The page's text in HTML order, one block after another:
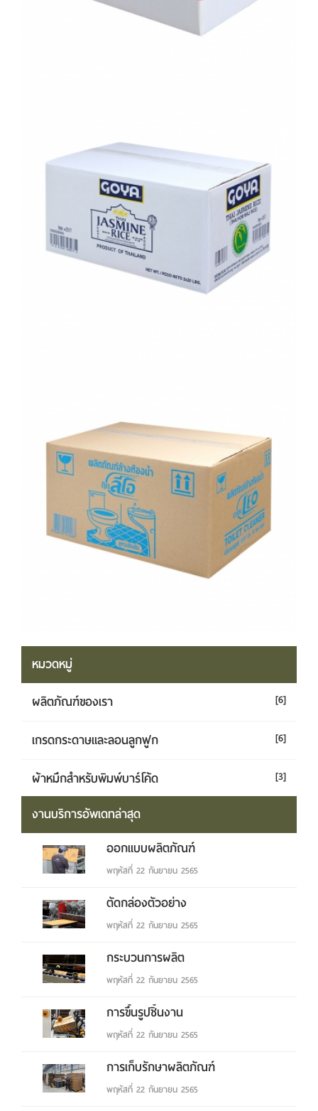
หมวดหมู่
ผลิตภัณฑ์ของเรา
[6]
เกรดกระดาษและลอนลูกฟูก [6]
ผ้าหมึกสำหรับพิมพ์บาร์โค้ด [3]
งานบริการอัพเดทล่าสุด
ออกแบบผลิตภัณฑ์
พฤหัสที่ 22 กันยายน 2565
ตัดกล่องตัวอย่าง
พฤหัสที่ 22 กันยายน 2565
กระบวนการผลิต
พฤหัสที่ 22 กันยายน 2565
การขึ้นรูปชิ้นงาน
พฤหัสที่ 22 กันยายน 2565
การเก็บรักษาผลิตภัณฑ์
พฤหัสที่ 22 กันยายน 2565